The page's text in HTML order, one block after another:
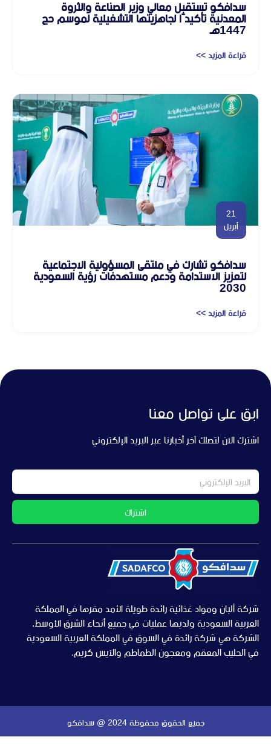
سدافكو تستقبل معالي وزير الصناعة والثروة
المعدنية تأكيدًا لجاهزيتها التشغيلية لموسم حج
1447هـ
قراءة المزيد >>
21
أبريل
سدافكو تشارك في ملتقى المسؤولية الاجتماعية
لتعزيز الاستدامة ودعم مستهدفات رؤية السعودية
2030
قراءة المزيد >>
ابق على تواصل معنا
اشترك الآن لتصلك آخر أخبارنا عبر البريد الإلكتروني
اشتراك
شركة ألبان ومواد غذائية رائدة طويلة الأمد مقرها في المملكة
العربية السعودية ولديها عمليات في جميع أنحاء الشرق الأوسط.
الشركة هي شركة رائدة في السوق في المملكة العربية السعودية
في الحليب المعقم ومعجون الطماطم والآيس كريم.
جميع الحقوق محفوظة 2024 @ سدافكو